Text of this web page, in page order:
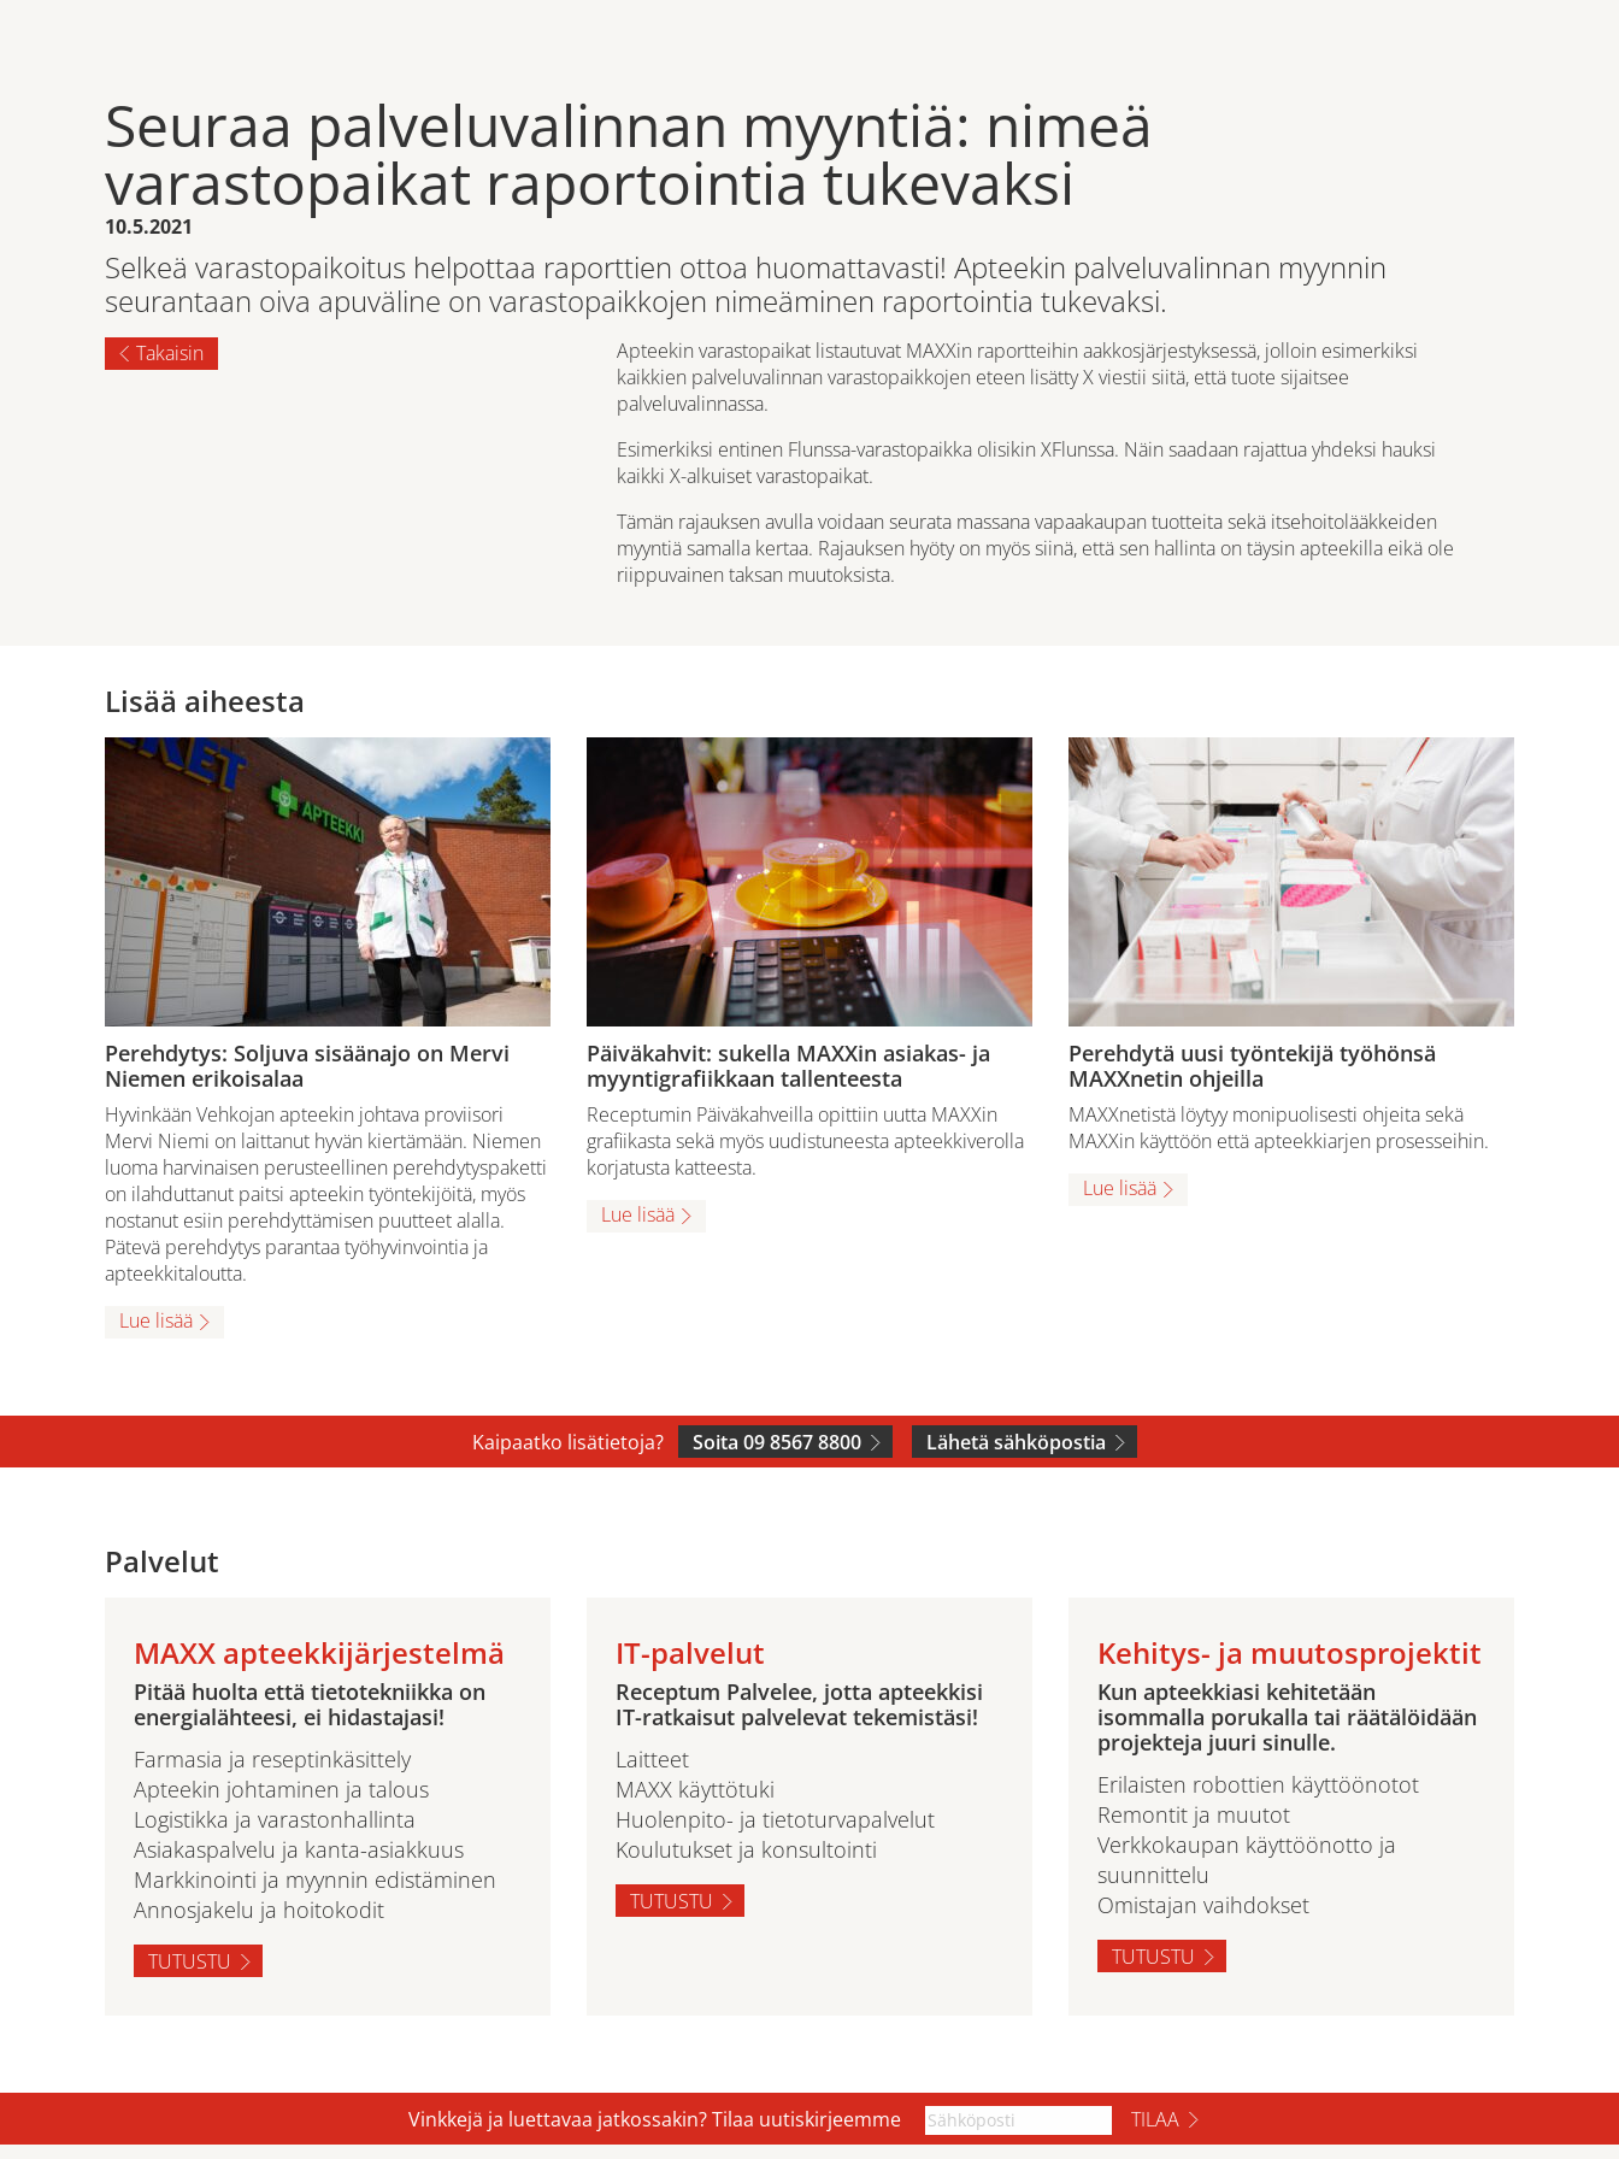
Seuraa palveluvalinnan myyntiä: nimeä
varastopaikat raportointia tukevaksi
10.5.2021
Selkeä varastopaikoitus helpottaa raporttien ottoa huomattavasti! Apteekin palveluvalinnan myynnin
seurantaan oiva apuväline on varastopaikkojen nimeäminen raportointia tukevaksi.
Takaisin
Apteekin varastopaikat listautuvat MAXXin raportteihin aakkosjärjestyksessä, jolloin esimerkiksi
kaikkien palveluvalinnan varastopaikkojen eteen lisätty X viestii siitä, että tuote sijaitsee
palveluvalinnassa.
Esimerkiksi entinen Flunssa-varastopaikka olisikin XFlunssa. Näin saadaan rajattua yhdeksi hauksi
kaikki X-alkuiset varastopaikat.
Tämän rajauksen avulla voidaan seurata massana vapaakaupan tuotteita sekä itsehoitolääkkeiden
myyntiä samalla kertaa. Rajauksen hyöty on myös siinä, että sen hallinta on täysin apteekilla eikä ole
riippuvainen taksan muutoksista.
Lisää aiheesta
Perehdytys: Soljuva sisäänajo on Mervi
Niemen erikoisalaa
Hyvinkään Vehkojan apteekin johtava proviisori
Mervi Niemi on laittanut hyvän kiertämään. Niemen
luoma harvinaisen perusteellinen perehdytyspaketti
on ilahduttanut paitsi apteekin työntekijöitä, myös
nostanut esiin perehdyttämisen puutteet alalla.
Pätevä perehdytys parantaa työhyvinvointia ja
apteekkitaloutta.
Lue lisää
Päiväkahvit: sukella MAXXin asiakas- ja
myyntigrafiikkaan tallenteesta
Receptumin Päiväkahveilla opittiin uutta MAXXin
grafiikasta sekä myös uudistuneesta apteekkiverolla
korjatusta katteesta.
Lue lisää
Perehdytä uusi työntekijä työhönsä
MAXXnetin ohjeilla
MAXXnetistä löytyy monipuolisesti ohjeita sekä
MAXXin käyttöön että apteekkiarjen prosesseihin.
Lue lisää
Kaipaatko lisätietoja? Soita 09 8567 8800 Lähetä sähköpostia
Palvelut
MAXX apteekkijärjestelmä
Pitää huolta että tietotekniikka on
energialähteesi, ei hidastajasi!
Farmasia ja reseptinkäsittely
Apteekin johtaminen ja talous
Logistikka ja varastonhallinta
Asiakaspalvelu ja kanta-asiakkuus
Markkinointi ja myynnin edistäminen
Annosjakelu ja hoitokodit
TUTUSTU
IT-palvelut
Receptum Palvelee, jotta apteekkisi
IT-ratkaisut palvelevat tekemistäsi!
Laitteet
MAXX käyttötuki
Huolenpito- ja tietoturvapalvelut
Koulutukset ja konsultointi
TUTUSTU
Kehitys- ja muutosprojektit
Kun apteekkiasi kehitetään
isommalla porukalla tai räätälöidään
projekteja juuri sinulle.
Erilaisten robottien käyttöönotot
Remontit ja muutot
Verkkokaupan käyttöönotto ja
suunnittelu
Omistajan vaihdokset
TUTUSTU
Vinkkejä ja luettavaa jatkossakin? Tilaa uutiskirjeemme TILAA